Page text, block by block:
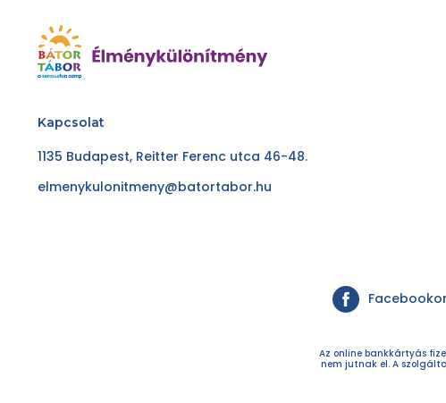
Kapcsolat
1135 Budapest, Reitter Ferenc utca 46-48.
elmenykulonitmeny@batortabor.hu
Az online bankkártyás
nem jutnak el. A